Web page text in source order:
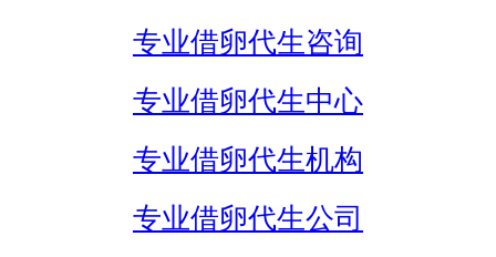
专业借卵代生咨询
专业借卵代生中心
专业借卵代生机构
专业借卵代生公司